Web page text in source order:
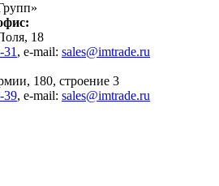
»
18
, e-mail: sales@imtrade.ru
180, строение 3
39, e-mail: sales@imtrade.ru